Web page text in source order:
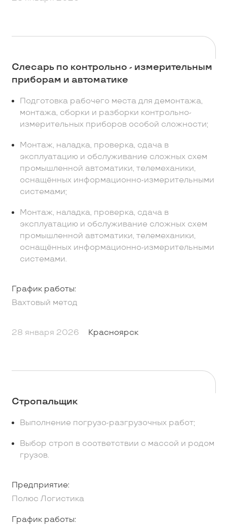
Слесарь по контрольно - измерительным
приборам и автоматике
Подготовка рабочего места для демонтажа,
монтажа, сборки и разборки контрольно-
измерительных приборов особой сложности;
Монтаж, наладка, проверка, сдача в
эксплуатацию и обслуживание сложных схем
промышленной автоматики, телемеханики,
оснащённых информационно-измерительными
системами;
Монтаж, наладка, проверка, сдача в
эксплуатацию и обслуживание сложных схем
промышленной автоматики, телемеханики,
оснащённых информационно-измерительными
системами.
График работы:
Вахтовый метод
28 января 2026 Красноярск
Стропальщик
Выполнение погрузо-разгрузочных работ;
Выбор строп в соответствии с массой и родом
грузов.
Предприятие:
Полюс Логистика
График работы: